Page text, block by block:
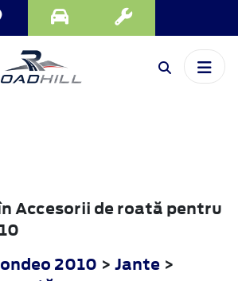
Accesorii de roată pentru
2010 > Jante >